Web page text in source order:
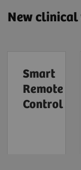
New
Smart
Remote
Control